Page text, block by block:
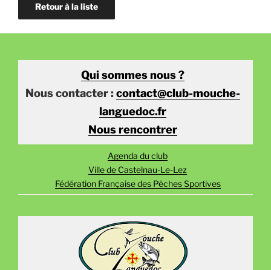
Retour à la liste
Qui sommes nous ?
Nous contacter : contact@club-mouche-
languedoc.fr
Nous rencontrer
Agenda du club
Ville de Castelnau-Le-Lez
Fédération Française des Pêches Sportives